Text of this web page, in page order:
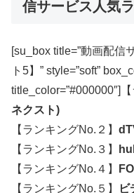
信サービス人気
[su_box title=”動画配信
ト5】” style=”soft”
title_color=”#000000″]
ネクスト)
【ランキングNo.２】
【ランキングNo.３】
【ランキングNo.４】
【ランキングNo.５】
ビ